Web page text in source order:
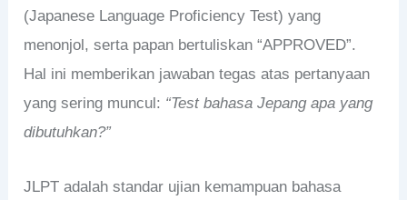
(Japanese Language Proficiency Test) yang
menonjol, serta papan bertuliskan “APPROVED”.
Hal ini memberikan jawaban tegas atas pertanyaan
yang sering muncul: “Test bahasa Jepang apa yang
dibutuhkan?”
JLPT adalah standar ujian kemampuan bahasa